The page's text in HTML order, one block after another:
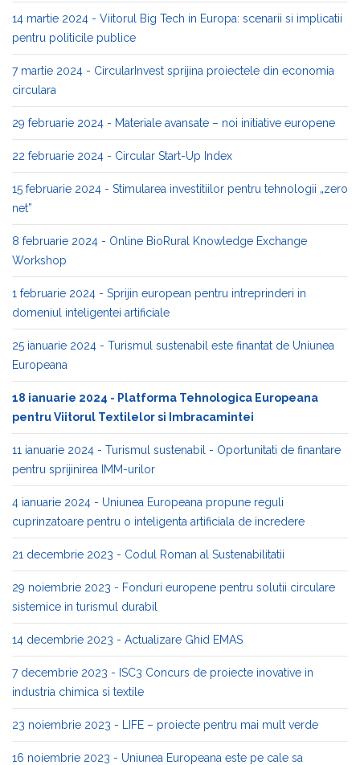
14 martie 2024 - Viitorul Big Tech in Europa: scenarii si implicatii
pentru politicile publice
7 martie 2024 - CircularInvest sprijina proiectele din economia
circulara
29 februarie 2024 - Materiale avansate – noi initiative europene
22 februarie 2024 - Circular Start-Up Index
15 februarie 2024 - Stimularea investitiilor pentru tehnologii „zero
net”
8 februarie 2024 - Online BioRural Knowledge Exchange
Workshop
1 februarie 2024 - Sprijin european pentru intreprinderi in
domeniul inteligentei artificiale
25 ianuarie 2024 - Turismul sustenabil este finantat de Uniunea
Europeana
18 ianuarie 2024 - Platforma Tehnologica Europeana
pentru Viitorul Textilelor si Imbracamintei
11 ianuarie 2024 - Turismul sustenabil - Oportunitati de finantare
pentru sprijinirea IMM-urilor
4 ianuarie 2024 - Uniunea Europeana propune reguli
cuprinzatoare pentru o inteligenta artificiala de incredere
21 decembrie 2023 - Codul Roman al Sustenabilitatii
29 noiembrie 2023 - Fonduri europene pentru solutii circulare
sistemice in turismul durabil
14 decembrie 2023 - Actualizare Ghid EMAS
7 decembrie 2023 - ISC3 Concurs de proiecte inovative in
industria chimica si textile
23 noiembrie 2023 - LIFE – proiecte pentru mai mult verde
16 noiembrie 2023 - Uniunea Europeana este pe cale sa